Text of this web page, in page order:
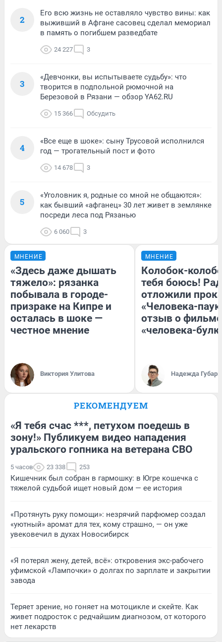
2
Его всю жизнь не оставляло чувство вины: как
выживший в Афгане сасовец сделал мемориал
в память о погибшем разведбате
24 227 3
3
«Девчонки, вы испытываете судьбу»: что
творится в подпольной рюмочной на
Березовой в Рязани — обзор YA62.RU
15 366 Обсудить
4
«Все еще в шоке»: сыну Трусовой исполнился
год — трогательный пост и фото
14 678 3
5
«Уголовник я, родные со мной не общаются»:
как бывший «афганец» 30 лет живет в землянке
посреди леса под Рязанью
6 060 3
МНЕНИЕ
«Здесь даже дышать
тяжело»: рязанка
побывала в городе-
призраке на Кипре и
осталась в шоке —
честное мнение
Виктория Улитова
МНЕНИЕ
Колобок-
тебя боюсь!
отложили
«Человека-
отзыв о
«человека-
Надежда Губарь
РЕКОМЕНДУЕМ
«Я тебя счас ***, петухом поедешь в
зону!» Публикуем видео нападения
уральского гопника на ветерана СВО
5 часов 23 338 253
Кишечник был собран в гармошку: в Югре кошечка с
тяжелой судьбой ищет новый дом — ее история
«Протянуть руку помощи»: незрячий парфюмер создал
«уютный» аромат для тех, кому страшно, — он уже
увековечил в духах Новосибирск
«Я потерял жену, детей, всё»: откровения экс-рабочего
уфимской «Лампочки» о долгах по зарплате и закрытии
завода
Теряет зрение, но гоняет на мотоцикле и скейте. Как
живет подросток с редчайшим диагнозом, от которого
нет лекарств